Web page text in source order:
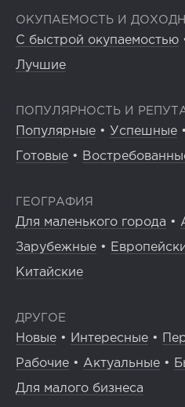
ОКУПАЕМОСТЬ И
С быстрой окупаемостью
Лучшие
ПОПУЛЯРНОСТЬ И
Популярные • Успешные •
Готовые •
ГЕОГРАФИЯ
Для маленького города •
Зарубежные •
Китайские
ДРУГОЕ
Новые • Интересные •
Рабочие • Актуальные •
Для малого бизнеса